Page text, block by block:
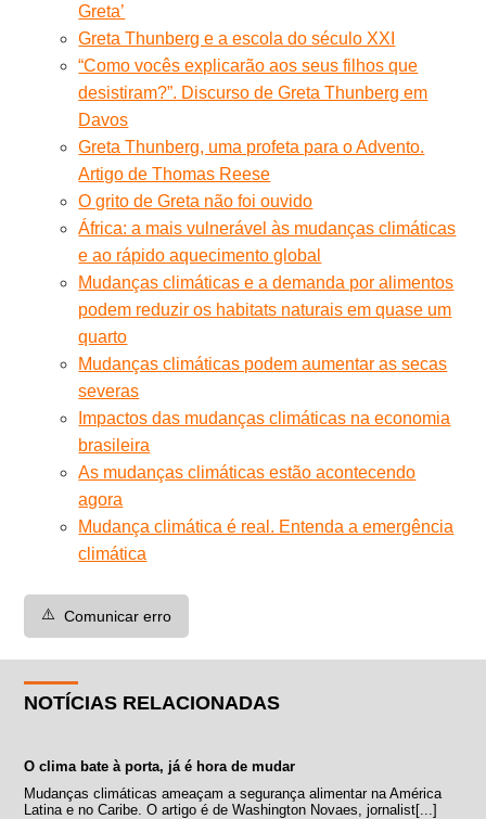
Greta’
Greta Thunberg e a escola do século XXI
“Como vocês explicarão aos seus filhos que
desistiram?”. Discurso de Greta Thunberg em
Davos
Greta Thunberg, uma profeta para o Advento.
Artigo de Thomas Reese
O grito de Greta não foi ouvido
África: a mais vulnerável às mudanças climáticas
e ao rápido aquecimento global
Mudanças climáticas e a demanda por alimentos
podem reduzir os habitats naturais em quase um
quarto
Mudanças climáticas podem aumentar as secas
severas
Impactos das mudanças climáticas na economia
brasileira
As mudanças climáticas estão acontecendo
agora
Mudança climática é real. Entenda a emergência
climática
⚠️ Comunicar erro
NOTÍCIAS RELACIONADAS
O clima bate à porta, já é hora de mudar
Mudanças climáticas ameaçam a segurança alimentar na América
Latina e no Caribe. O artigo é de Washington Novaes, jornalist[...]